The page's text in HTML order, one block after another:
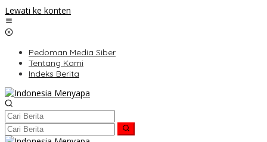
Lewati ke konten
Pedoman Media Siber
Tentang Kami
Indeks Berita